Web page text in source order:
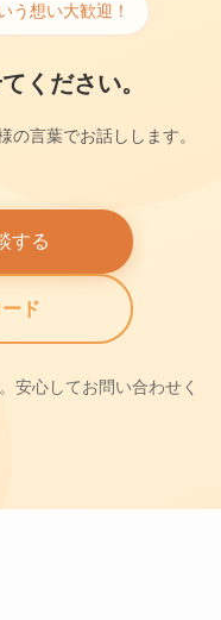
う想い大歓迎！
ください。
言葉でお話しします。
する
ド
安心してお問い合わせく